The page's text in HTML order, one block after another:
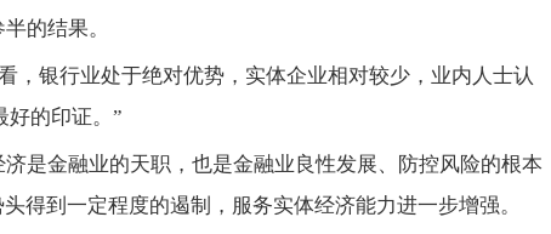
的结果。
，银行业处于绝对优势，实体企业相对较少，业内人士认
好的印证。”
是金融业的天职，也是金融业良性发展、防控风险的根本
得到一定程度的遏制，服务实体经济能力进一步增强。